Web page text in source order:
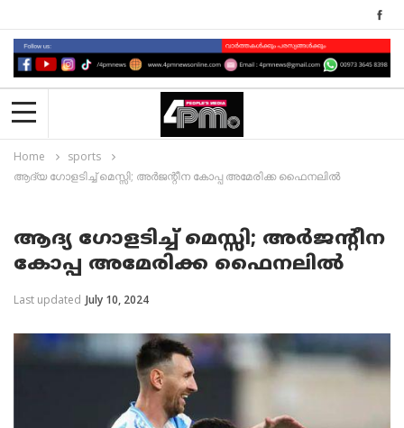
Home
sports
ആദ്യ ഗോളടിച്ച് മെസ്സി; അര്‍ജന്റീന കോപ്പ അമേരിക്ക ഫൈനലില്‍
ആദ്യ ഗോളടിച്ച് മെസ്സി; അര്‍ജന്റീന
കോപ്പ അമേരിക്ക ഫൈനലില്‍
Last updated July 10, 2024